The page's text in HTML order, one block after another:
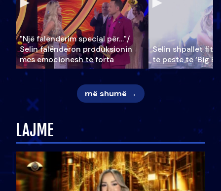
"Një falenderim special për…"/
Selin falënderon produksionin
mes emocionesh të forta
Selin shpallet
të pestë të ‘Big
më shumë →
LAJME